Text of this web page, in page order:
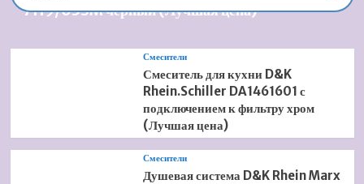
7119/03SM черный (Лучшая цена)
Смесители
Смеситель для кухни D&K
Rhein.Schiller DA1461601 с
подключением к фильтру хром
(Лучшая цена)
Смесители
Душевая система D&K Rhein Marx